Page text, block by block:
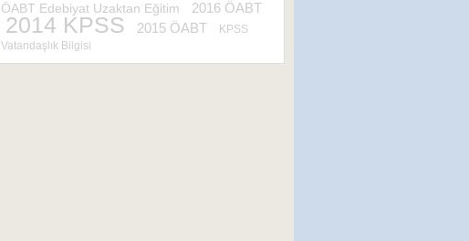
ÖABT Edebiyat Uzaktan Eğitim
2016 ÖABT
2014 KPSS 2015 ÖABT
KPSS
Vatandaşlık Bilgisi